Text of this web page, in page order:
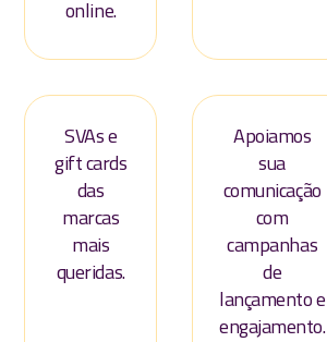
online.
SVAs e
gift cards
das
marcas
mais
queridas.
Apoiamos
sua
comunicação
com
campanhas
de
lançamento e
engajamento.